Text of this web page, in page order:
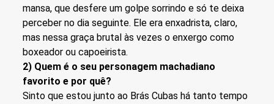
mansa, que desfere um golpe sorrindo e só te deixa
perceber no dia seguinte. Ele era enxadrista, claro,
mas nessa graça brutal às vezes o enxergo como
boxeador ou capoeirista.
2) Quem é o seu personagem machadiano
favorito e por quê?
Sinto que estou junto ao Brás Cubas há tanto tempo